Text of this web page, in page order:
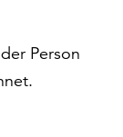
Person